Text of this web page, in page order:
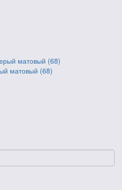
матовый (68)